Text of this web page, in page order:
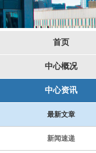
首页
中心概况
中心资讯
最新文章
新闻速递